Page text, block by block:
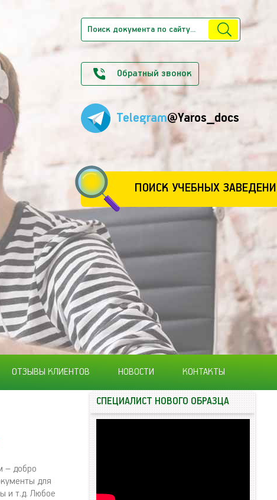
Обратный звонок
Telegram@Yaros_docs
ПОИСК УЧЕБНЫХ
ОТЗЫВЫ КЛИЕНТОВ НОВОСТИ КОНТАКТЫ
– добро
для
и т.д. Любое
СПЕЦИАЛИСТ НОВОГО ОБРАЗЦА